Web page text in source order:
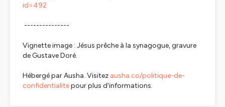
id=492
---------------
Vignette image : Jésus prêche à la synagogue, gravure
de Gustave Doré.
Hébergé par Ausha. Visitez ausha.co/politique-de-
confidentialitepour plus d'informations.